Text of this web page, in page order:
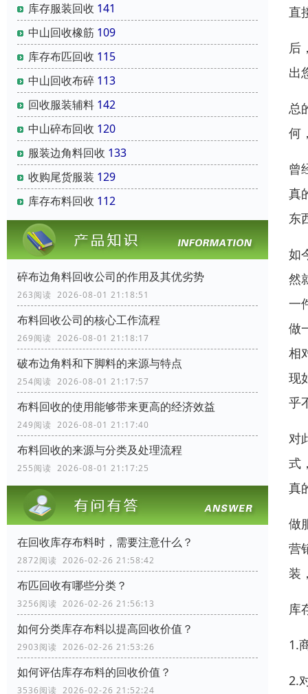
库存服装回收 141
中山回收橡筋 109
库存布匹回收 115
中山回收布碎 113
回收服装辅料 142
中山碎布回收 120
服装边角料回收 133
收购尾货服装 129
库存布料回收 112
碎布边角料回收公司的作用及其优劣势
263阅读 2026-08-01 21:18:51
布料回收公司的核心工作流程
269阅读 2026-08-01 21:18:17
破布边角料和下脚料的来源与特点
254阅读 2026-08-01 21:17:57
布料回收的使用能够带来更高的经济效益
249阅读 2026-08-01 21:17:40
布料回收的来源与分类及处理流程
255阅读 2026-08-01 21:17:25
在回收库存布料时，需要注意什么？
2872阅读 2026-02-26 21:58:42
布匹回收有哪些分类？
3256阅读 2026-02-26 21:56:13
如何分类库存布料以提高回收价值？
2903阅读 2026-02-26 21:53:26
如何评估库存布料的回收价值？
3536阅读 2026-02-26 21:52:24
直
后
出
总
何
曾
真
东
如
然
一
做
相
现
乎
对
式
真
做
营
装
库
1.
2.